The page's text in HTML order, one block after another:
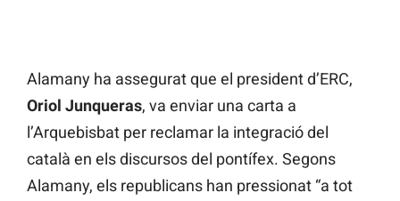
Alamany ha assegurat que el president d’ERC,
Oriol Junqueras, va enviar una carta a
l’Arquebisbat per reclamar la integració del
català en els discursos del pontífex. Segons
Alamany, els republicans han pressionat “a tot